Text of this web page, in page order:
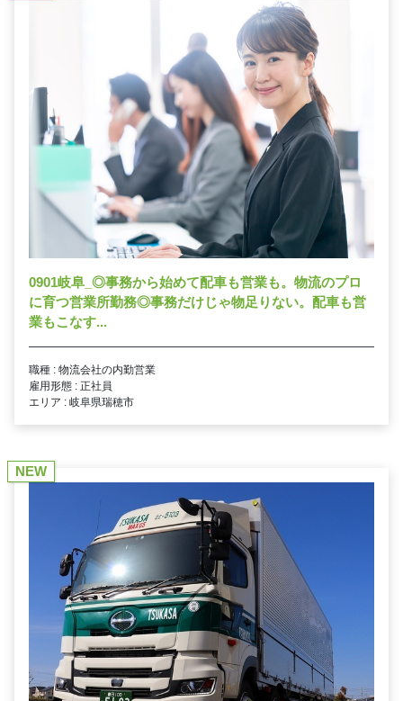
0901岐阜_◎事務から始めて配車も営業も。物流のプロ
に育つ営業所勤務◎事務だけじゃ物足りない。配車も営
業もこなす...
職種 : 物流会社の内勤営業
雇用形態 : 正社員
エリア : 岐阜県瑞穂市
NEW